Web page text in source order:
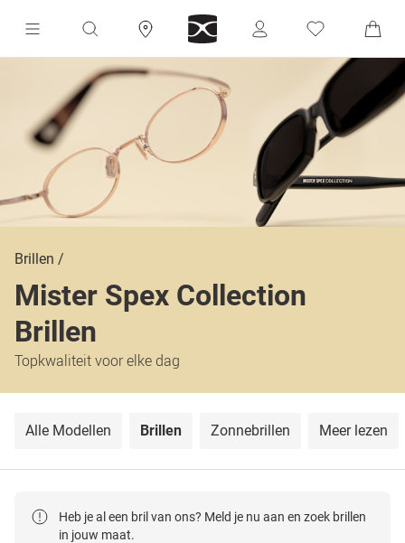
Brillen
Mister Spex Collection
Brillen
Topkwaliteit voor elke dag
Alle Modellen Brillen Zonnebrillen Meer lezen
Heb je al een bril van ons? Meld je nu aan en zoek brillen
in jouw maat.